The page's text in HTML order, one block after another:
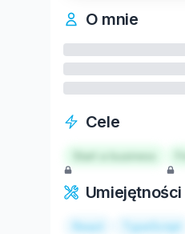
O mnie
Cele
Start a business
Umiejętności
React TypeScript